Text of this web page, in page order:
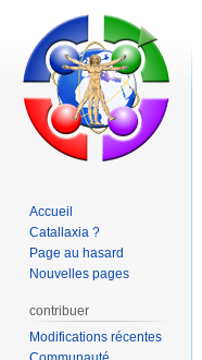
Accueil
Catallaxia ?
Page au hasard
Nouvelles pages
contribuer
Modifications récentes